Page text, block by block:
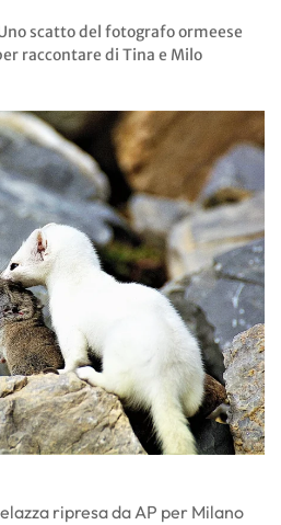
scatto del fotografo ormeese
raccontare di Tina e Milo
ripresa da AP per Milano